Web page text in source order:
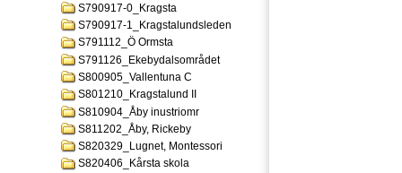
S790917-0_Kragsta
S790917-1_Kragstalundsleden
S791112_Ö Ormsta
S791126_Ekebydalsområdet
S800905_Vallentuna C
S801210_Kragstalund II
S810904_Åby inustriomr
S811202_Åby, Rickeby
S820329_Lugnet, Montessori
S820406_Kårsta skola